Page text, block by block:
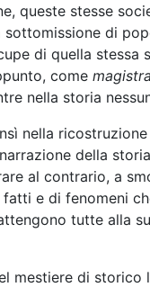
queste stesse
di
di quella
come
nella storia
nella
della
al contrario, a
e di fenomeni
tutte alla
mestiere di storico